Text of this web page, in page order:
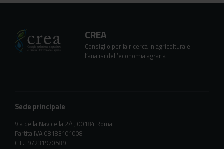
CREA
Consiglio per la ricerca in agricoltura e
l’analisi dell’economia agraria
Sede principale
Via della Navicella 2/4, 00184 Roma
Partita IVA 08183101008
C.F.: 97231970589